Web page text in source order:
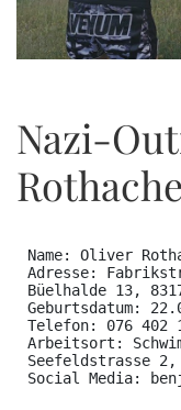
Nazi-
Name: Oliver
Adresse:
Büelhalde 13,
Geburtsdatum:
Telefon: 076 402
Arbeitsort:
Seefeldstrasse 2,